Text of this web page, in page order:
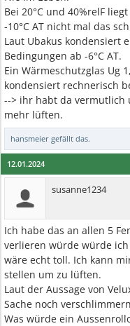
Bei 20°C und 40%relF
-10°C AT nicht mal das
Laut Ubakus kondensiert
Bedingungen ab -6°C AT.
Ein Wärmeschutzglas Ug
kondensiert rechnerisch
--> ihr habt da vermutlich
mehr lüften.
hansmeier gefällt das.
12.01.2024
susanne1234
Ich habe das an allen 5
verlieren würde würde
wäre echt toll. Ich kann
stellen um zu lüften.
Laut der Aussage von
Sache noch
Was würde ein